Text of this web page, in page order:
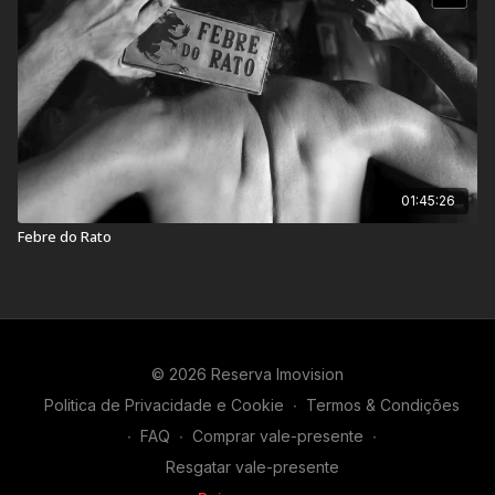
01:45:26
Febre do Rato
© 2026 Reserva Imovision
Politica de Privacidade e Cookie ∙ Termos & Condições
∙ FAQ ∙ Comprar vale-presente ∙
Resgatar vale-presente